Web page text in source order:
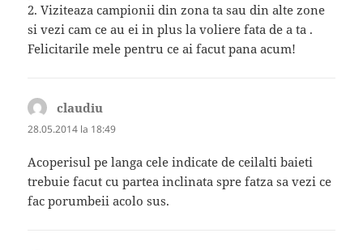
2. Viziteaza campionii din zona ta sau din alte zone
si vezi cam ce au ei in plus la voliere fata de a ta .
Felicitarile mele pentru ce ai facut pana acum!
claudiu
28.05.2014 la 18:49
Acoperisul pe langa cele indicate de ceilalti baieti
trebuie facut cu partea inclinata spre fatza sa vezi ce
fac porumbeii acolo sus.